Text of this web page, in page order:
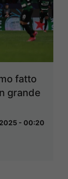
fatto
grande
- 00:20